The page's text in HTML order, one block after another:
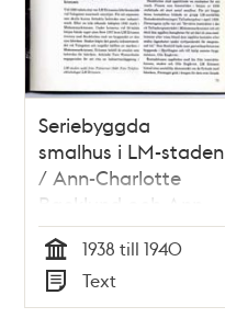
Seriebyggda
smalhus i LM-staden
/ Ann-Charlotte
Backlund och Ann-
Sofie Nygren
Tid
1938 till 1940
Typ
Text